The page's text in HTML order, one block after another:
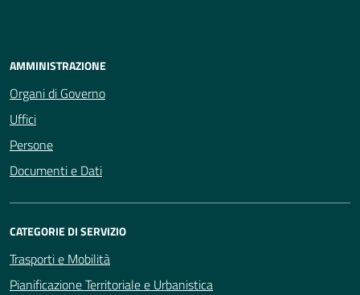
AMMINISTRAZIONE
Organi di Governo
Uffici
Persone
Documenti e Dati
CATEGORIE DI SERVIZIO
Trasporti e Mobilità
Pianificazione Territoriale e Urbanistica